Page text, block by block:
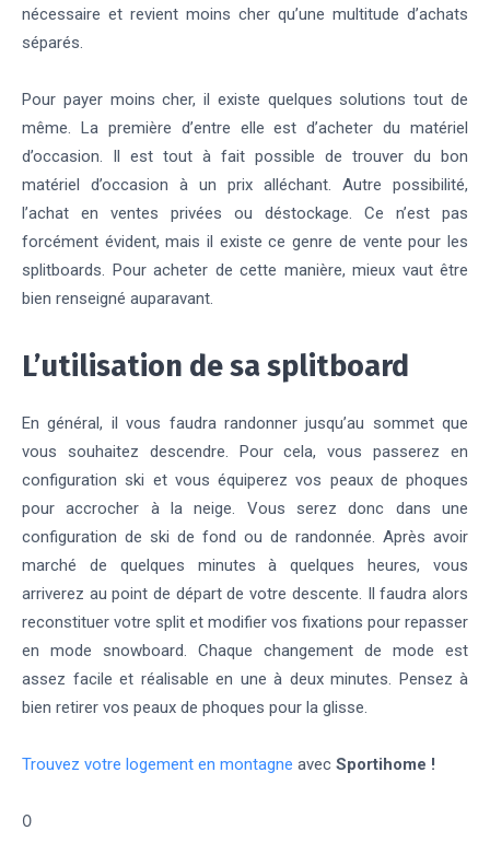
nécessaire et revient moins cher qu’une multitude d’achats
séparés.
Pour payer moins cher, il existe quelques solutions tout de
même. La première d’entre elle est d’acheter du matériel
d’occasion. Il est tout à fait possible de trouver du bon
matériel d’occasion à un prix alléchant. Autre possibilité,
l’achat en ventes privées ou déstockage. Ce n’est pas
forcément évident, mais il existe ce genre de vente pour les
splitboards. Pour acheter de cette manière, mieux vaut être
bien renseigné auparavant.
L’utilisation de sa splitboard
En général, il vous faudra randonner jusqu’au sommet que
vous souhaitez descendre. Pour cela, vous passerez en
configuration ski et vous équiperez vos peaux de phoques
pour accrocher à la neige. Vous serez donc dans une
configuration de ski de fond ou de randonnée. Après avoir
marché de quelques minutes à quelques heures, vous
arriverez au point de départ de votre descente. Il faudra alors
reconstituer votre split et modifier vos fixations pour repasser
en mode snowboard. Chaque changement de mode est
assez facile et réalisable en une à deux minutes. Pensez à
bien retirer vos peaux de phoques pour la glisse.
Trouvez votre logement en montagne avec Sportihome !
0